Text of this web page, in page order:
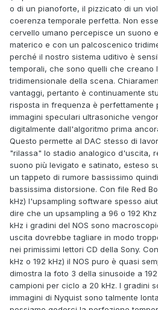
o di un pianoforte, il pizzicato di un
coerenza temporale perfetta. Non
cervello umano percepisce un suono
materico e con un palcoscenico
perché il nostro sistema uditivo è
temporali, che sono quelli che creano
tridimensionale della scena.
vantaggi, pertanto è continuamente
risposta in frequenza è perfettamente
immagini speculari ultrasoniche
digitalmente dall'algoritmo prima
Questo permette al DAC stesso di
"rilassa" lo stadio analogico d'uscita,
suono più levigato e satinato, esteso
un tappeto di rumore bassissimo
bassissima distorsione. Con file Red
kHz) l'upsampling software spesso
dire che un upsampling a 96 o 192
kHz i gradini del NOS sono
uscita dovrebbe tagliare in modo
nei primissimi lettori CD della Sony.
kHz o 192 kHz) il NOS puro è quasi
dimostra la foto 3 della sinusoide a
campioni per ciclo a 20 kHz. I gradini
immagini di Nyquist sono talmente